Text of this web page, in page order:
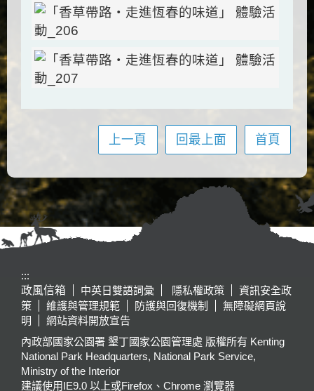
上一頁 回最上面 首頁
:::
政風信箱
中英日雙語詞彙 隱私權政策
資訊安全政
策
維護與管理規範 防護與回復機制
無障礙網頁說
明
網站資料開放宣告
內政部國家公園署 墾丁國家公園管理處 版權所有 Kenting
National Park Headquarters, National Park Service,
Ministry of the Interior
建議使用IE9.0 以上或Firefox、Chrome 瀏覽器